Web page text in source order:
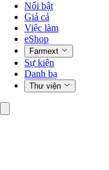
Nổi bật
Giá cả
Việc làm
eShop
Farmext
Sự kiện
Danh bạ
Thư viện